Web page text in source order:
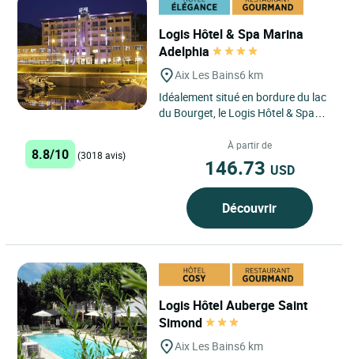
Logis Hôtel & Spa Marina
Adelphia
Aix Les Bains6 km
Idéalement situé en bordure du lac
du Bourget, le Logis Hôtel & Spa
privilégié entre...
8.8/10 (3018 avis)
À partir de
146.73 USD
Découvrir
Logis Hôtel Auberge Saint
Simond
Aix Les Bains6 km